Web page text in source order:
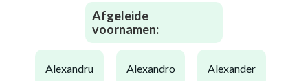
Afgeleide
voornamen:
alexandru alexandro alexander